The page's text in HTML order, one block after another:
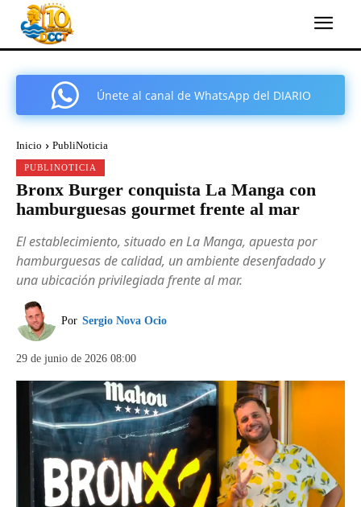
Únete al canal de WhatsApp del DIARIO
Inicio PubliNoticia
PUBLINOTICIA
Bronx Burger conquista La Manga con
hamburguesas gourmet frente al mar
El establecimiento, situado en La Manga, apuesta por
hamburguesas de calidad, un ambiente desenfadado y
una ubicación privilegiada frente al mar.
Por Sergio Nova Ocio
29 de junio de 2026 08:00